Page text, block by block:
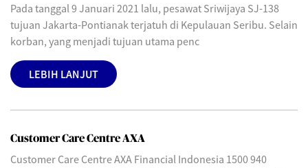
Pada tanggal 9 Januari 2021 lalu, pesawat Sriwijaya SJ-138
tujuan Jakarta-Pontianak terjatuh di Kepulauan Seribu. Selain
korban, yang menjadi tujuan utama penc
LEBIH LANJUT
Customer Care Centre AXA
Customer Care Centre AXA Financial Indonesia 1500 940